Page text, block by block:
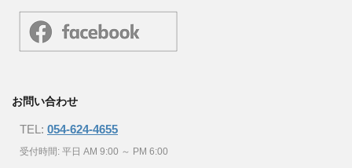
お問い合わせ
TEL: 054-624-4655
受付時間: 平日 AM 9:00 ～ PM 6:00